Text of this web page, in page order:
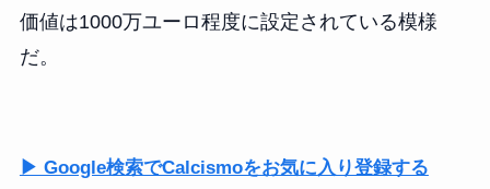
価値は1000万ユーロ程度に設定されている模様
だ。
▶ Google検索でCalcismoをお気に入り登録する